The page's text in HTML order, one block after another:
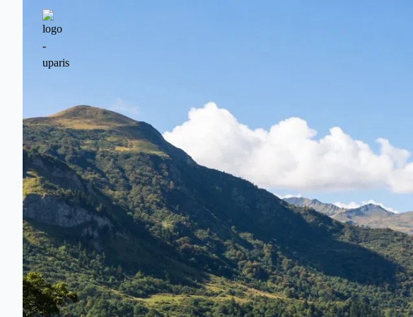
Beaufortain徒步